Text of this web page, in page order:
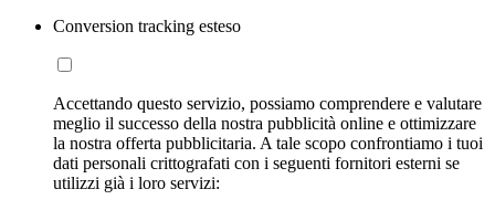
Conversion tracking esteso
Accettando questo servizio, possiamo comprendere e valutare
meglio il successo della nostra pubblicità online e ottimizzare
la nostra offerta pubblicitaria. A tale scopo confrontiamo i tuoi
dati personali crittografati con i seguenti fornitori esterni se
utilizzi già i loro servizi: